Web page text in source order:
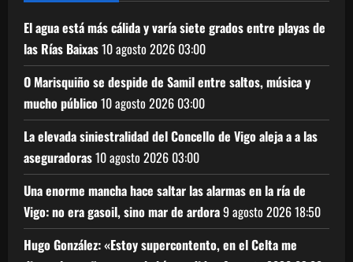
El agua está más cálida y varía siete grados entre playas de
las Rías Baixas10 agosto 2026 03:00
O Marisquiño se despide de Samil entre saltos, música y
mucho público10 agosto 2026 03:00
La elevada siniestralidad del Concello de Vigo aleja a a las
aseguradoras10 agosto 2026 03:00
Una enorme mancha hace saltar las alarmas en la ría de
Vigo: no era gasoil, sino mar de ardora9 agosto 202618:50
Hugo González: «Estoy supercontento, en el Celta me